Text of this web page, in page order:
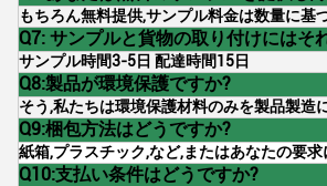
もちろん無料提供,サンプル料金は数量に基
Q7: サンプルと貨物の取り付けにはそ
サンプル時間3-5日 配達時間15日
Q8:製品が環境保護ですか?
そう,私たちは環境保護材料のみを製品製造
Q9:梱包方法はどうですか?
紙箱,プラスチック,など,またはあなたの要
Q10:支払い条件はどうですか?